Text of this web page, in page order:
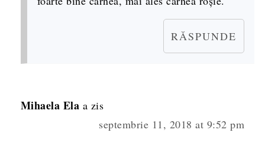
RĂSPUNDE
Mihaela Ela a zis
septembrie 11, 2018 at 9:52 pm